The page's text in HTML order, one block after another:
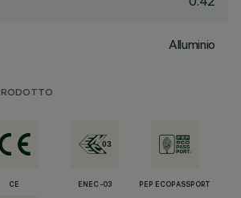
Alluminio
CE ENEC-03 PEP ECOPASSPORT